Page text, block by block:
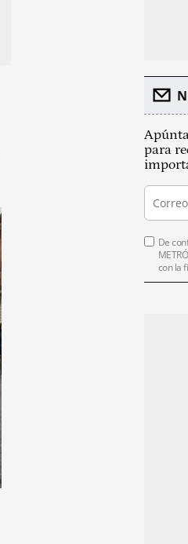
para
De
con la